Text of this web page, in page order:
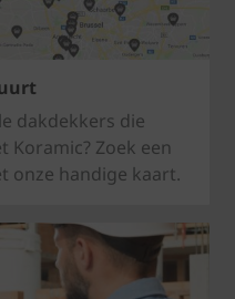
dakdekkers die
Koramic? Zoek een
onze handige kaart.